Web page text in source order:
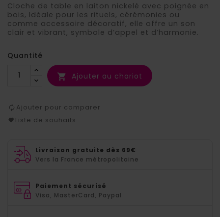
Cloche de table en laiton nickelé avec poignée en
bois, Idéale pour les rituels, cérémonies ou
comme accessoire décoratif, elle offre un son
clair et vibrant, symbole d’appel et d’harmonie.
Quantité
 Ajouter au chariot
Ajouter pour comparer
Liste de souhaits
Livraison gratuite dès 69€
Vers la France métropolitaine
Paiement sécurisé
Visa, MasterCard, Paypal